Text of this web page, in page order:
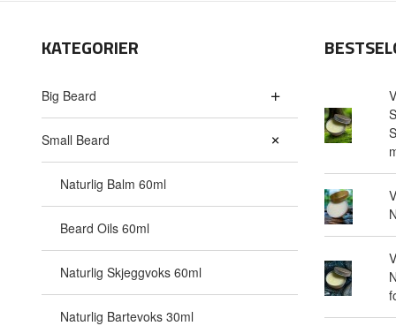
KATEGORIER
Big Beard
Small Beard
Naturlig Balm 60ml
Beard Oils 60ml
Naturlig Skjeggvoks 60ml
Naturlig Bartevoks 30ml